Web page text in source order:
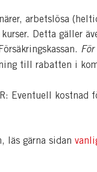
arbetslösa
Detta gäller
till rabatten i
Eventuell
läs gärna sidan